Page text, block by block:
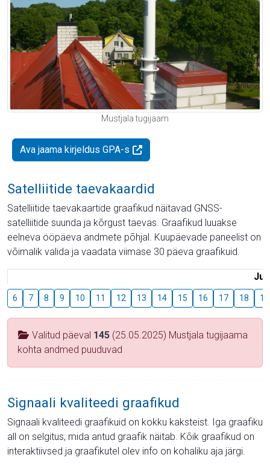
Mustjala tugijaam
Ava jaama kirjeldus GPA-s
Satelliitide taevakaardid
Satelliitide taevakaartide graafikud näitavad GNSS-
satelliitide suunda ja kõrgust taevas. Graafikud luuakse
eelneva ööpäeva andmete põhjal. Kuupäevade paneelist on
võimalik valida ja vaadata viimase 30 päeva graafikuid.
6 7 8 9 10 11 12 13 14 15 16 17 18 19
Valitud päeval 145 (25.05.2025) Mustjala tugijaama
kohta andmed puuduvad
Signaali kvaliteedi graafikud
Signaali kvaliteedi graafikuid on kokku kaksteist. Iga graafiku
all on selgitus, mida antud graafik näitab. Kõik graafikud on
interaktiivsed ja graafikutel olev info on kohaliku aja järgi.